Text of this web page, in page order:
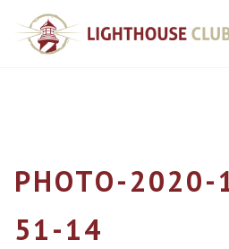
PHOTO-
51-14